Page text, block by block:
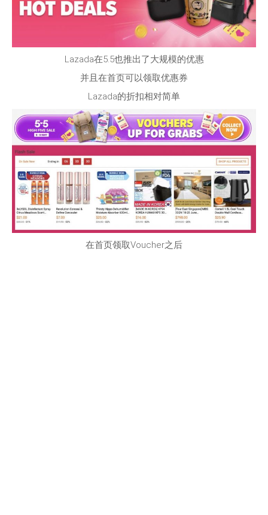
Lazada在5.5也推出了大规模的优惠
并且在首页可以领取优惠券
Lazada的折扣相对简单
在首页领取Voucher之后